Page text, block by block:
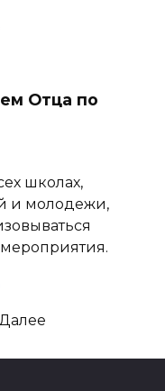
Отца по
школах,
и молодежи,